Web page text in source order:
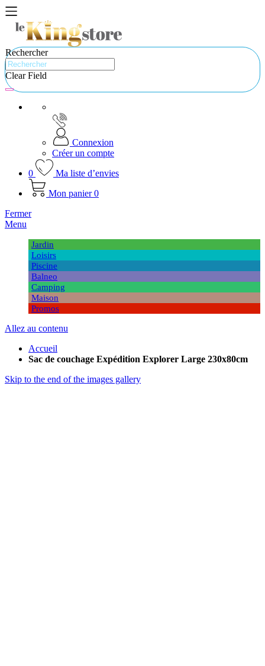
Rechercher
Clear Field
Connexion
Créer un compte
0
Ma liste d’envies
Mon panier 0
Fermer
Menu
Jardin
Loisirs
Piscine
Balneo
Camping
Maison
Promos
Allez au contenu
Accueil
Sac de couchage Expédition Explorer Large 230x80cm
Skip to the end of the images gallery